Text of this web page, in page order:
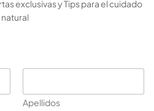
exclusivas y Tips para el cuidado
Apellidos